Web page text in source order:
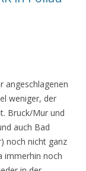
angeschlagenen
weniger, der
Bruck/Mur und
auch Bad
noch nicht ganz
immerhin noch